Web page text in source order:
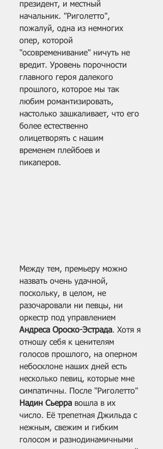
президент, и местный
начальник. "Риголетто",
пожалуй, одна из немногих
опер, которой
"осовременивание" ничуть не
вредит. Уровень порочности
главного героя далекого
прошлого, которое мы так
любим романтизировать,
настолько зашкаливает, что его
более естественно
олицетворять с нашим
временем плейбоев и
пикаперов.
Между тем, премьеру можно
назвать очень удачной,
поскольку, в целом, не
разочаровали ни певцы, ни
оркестр под управлением
Андреса Ороско-Эстрада. Хотя я
отношу себя к ценителям
голосов прошлого, на оперном
небосклоне наших дней есть
несколько певиц, которые мне
симпатичны. После "Риголетто"
Надин Сьерра вошла в их
число. Её трепетная Джильда с
нежным, свежим и гибким
голосом и разнодинамичными